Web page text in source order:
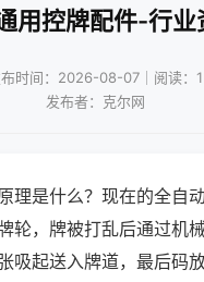
用控牌配件-行业
时间：2026-08-07｜阅读：1
发布者：克尔网
理是什么？现在的全自
轮，牌被打乱后通过机
吸起送入牌道，最后码